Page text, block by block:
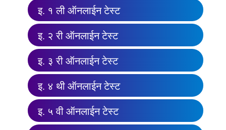
इ. १ ली ऑनलाईन टेस्ट
इ. २ री ऑनलाईन टेस्ट
इ. ३ री ऑनलाईन टेस्ट
इ. ४ थी ऑनलाईन टेस्ट
इ. ५ वी ऑनलाईन टेस्ट